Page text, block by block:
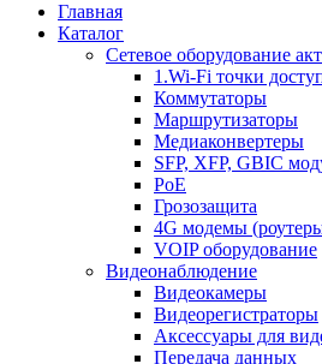
Главная
Каталог
Сетевое оборудование
1.Wi-Fi точки
Коммутаторы
Маршрутизаторы
Медиаконвертеры
SFP, XFP, GBIC
PoE
Грозозащита
4G модемы
VOIP оборудование
Видеонаблюдение
Видеокамеры
Видеорегистраторы
Аксессуары для
Передача данных